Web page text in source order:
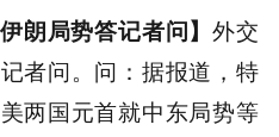
朗局势答记者问】外交
者问。问：据报道，特
两国元首就中东局势等